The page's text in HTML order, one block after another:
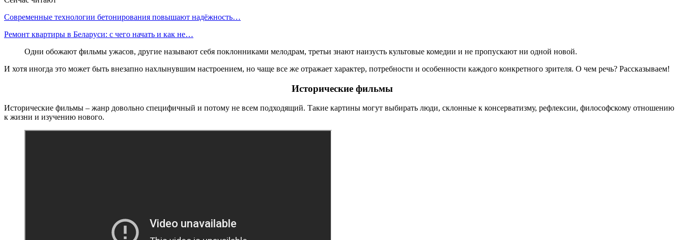
Современные технологии бетонирования повышают надёжность…
Ремонт квартиры в Беларуси: с чего начать и как не…
Одни обожают фильмы ужасов, другие называют себя поклонниками мелодрам, третьи знают наизусть культовые комедии и не пропускают ни одной новой.
И хотя иногда это может быть внезапно нахлынувшим настроением, но чаще все же отражает характер, потребности и особенности каждого конкретного зрителя. О чем речь? Рассказываем!
Исторические фильмы
Исторические фильмы – жанр довольно специфичный и потому не всем подходящий. Такие картины могут выбирать люди, склонные к консерватизму, рефлексии, философскому отношению
к жизни и изучению нового.